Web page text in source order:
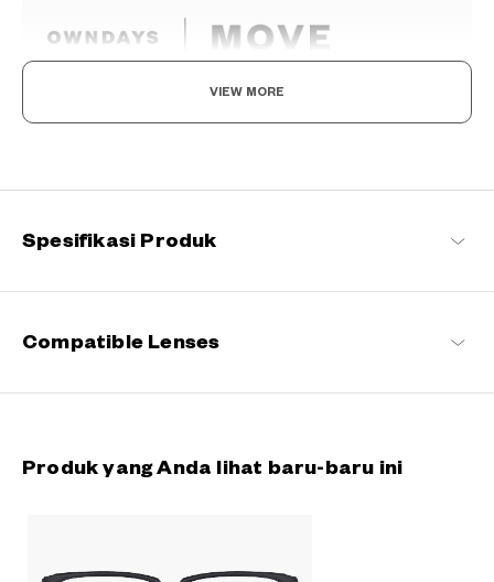
Kacamata untuk yang aktif.
OWNDAYS | MOVE
VIEW MORE
Spesifikasi Produk
Compatible Lenses
Produk yang Anda lihat baru-baru ini